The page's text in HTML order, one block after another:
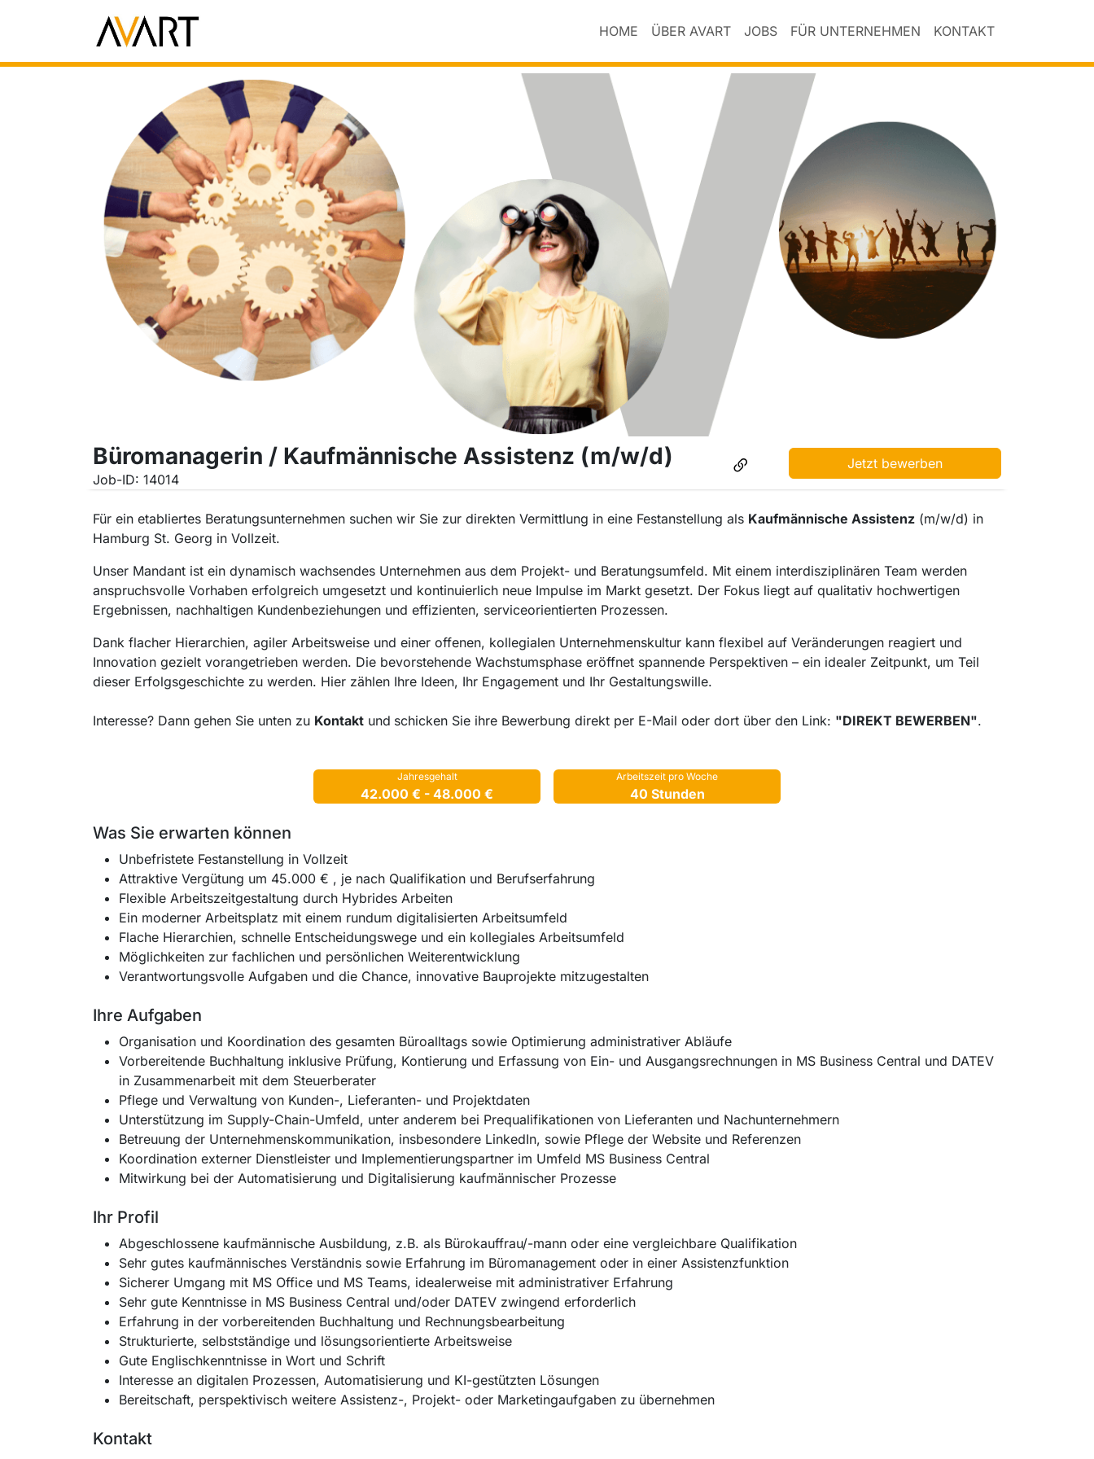
HOME ÜBER AVART JOBS FÜR UNTERNEHMEN KONTAKT
Büromanagerin / Kaufmännische Assistenz (m/w/d)
Job-ID: 14014
Jetzt bewerben
Für ein etabliertes Beratungsunternehmen suchen wir Sie zur direkten Vermittlung in eine Festanstellung als Kaufmännische Assistenz (m/w/d) in
Hamburg St. Georg in Vollzeit.
Unser Mandant ist ein dynamisch wachsendes Unternehmen aus dem Projekt- und Beratungsumfeld. Mit einem interdisziplinären Team werden
anspruchsvolle Vorhaben erfolgreich umgesetzt und kontinuierlich neue Impulse im Markt gesetzt. Der Fokus liegt auf qualitativ hochwertigen
Ergebnissen, nachhaltigen Kundenbeziehungen und effizienten, serviceorientierten Prozessen.
Dank flacher Hierarchien, agiler Arbeitsweise und einer offenen, kollegialen Unternehmenskultur kann flexibel auf Veränderungen reagiert und
Innovation gezielt vorangetrieben werden. Die bevorstehende Wachstumsphase eröffnet spannende Perspektiven – ein idealer Zeitpunkt, um Teil
dieser Erfolgsgeschichte zu werden. Hier zählen Ihre Ideen, Ihr Engagement und Ihr Gestaltungswille.
Interesse? Dann gehen Sie unten zu Kontakt und schicken Sie ihre Bewerbung direkt per E-Mail oder dort über den Link: "DIREKT BEWERBEN".
Jahresgehalt
42.000 € - 48.000 €
Arbeitszeit pro Woche
40 Stunden
Was Sie erwarten können
Unbefristete Festanstellung in Vollzeit
Attraktive Vergütung um 45.000 € , je nach Qualifikation und Berufserfahrung
Flexible Arbeitszeitgestaltung durch Hybrides Arbeiten
Ein moderner Arbeitsplatz mit einem rundum digitalisierten Arbeitsumfeld
Flache Hierarchien, schnelle Entscheidungswege und ein kollegiales Arbeitsumfeld
Möglichkeiten zur fachlichen und persönlichen Weiterentwicklung
Verantwortungsvolle Aufgaben und die Chance, innovative Bauprojekte mitzugestalten
Ihre Aufgaben
Organisation und Koordination des gesamten Büroalltags sowie Optimierung administrativer Abläufe
Vorbereitende Buchhaltung inklusive Prüfung, Kontierung und Erfassung von Ein- und Ausgangsrechnungen in MS Business Central und DATEV
in Zusammenarbeit mit dem Steuerberater
Pflege und Verwaltung von Kunden-, Lieferanten- und Projektdaten
Unterstützung im Supply-Chain-Umfeld, unter anderem bei Prequalifikationen von Lieferanten und Nachunternehmern
Betreuung der Unternehmenskommunikation, insbesondere LinkedIn, sowie Pflege der Website und Referenzen
Koordination externer Dienstleister und Implementierungspartner im Umfeld MS Business Central
Mitwirkung bei der Automatisierung und Digitalisierung kaufmännischer Prozesse
Ihr Profil
Abgeschlossene kaufmännische Ausbildung, z.B. als Bürokauffrau/-mann oder eine vergleichbare Qualifikation
Sehr gutes kaufmännisches Verständnis sowie Erfahrung im Büromanagement oder in einer Assistenzfunktion
Sicherer Umgang mit MS Office und MS Teams, idealerweise mit administrativer Erfahrung
Sehr gute Kenntnisse in MS Business Central und/oder DATEV zwingend erforderlich
Erfahrung in der vorbereitenden Buchhaltung und Rechnungsbearbeitung
Strukturierte, selbstständige und lösungsorientierte Arbeitsweise
Gute Englischkenntnisse in Wort und Schrift
Interesse an digitalen Prozessen, Automatisierung und KI-gestützten Lösungen
Bereitschaft, perspektivisch weitere Assistenz-, Projekt- oder Marketingaufgaben zu übernehmen
Kontakt